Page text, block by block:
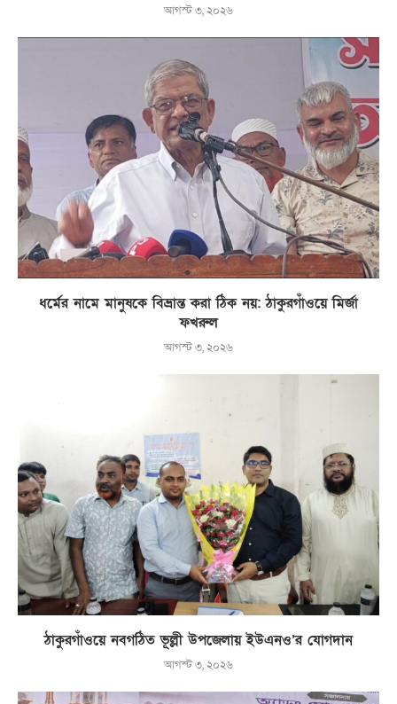
আগস্ট ৩, ২০২৬
ধর্মের নামে মানুষকে বিভ্রান্ত করা ঠিক নয়: ঠাকুরগাঁওয়ে মির্জা
ফখরুল
আগস্ট ৩, ২০২৬
ঠাকুরগাঁওয়ে নবগঠিত ভূল্লী উপজেলায় ইউএনও’র যোগদান
আগস্ট ৩, ২০২৬